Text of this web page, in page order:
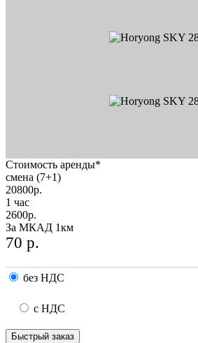
Стоимость аренды*
смена (7+1)
20800р.
1 час
2600р.
За МКАД 1км
70 р.
без НДС
с НДС
Быстрый заказ